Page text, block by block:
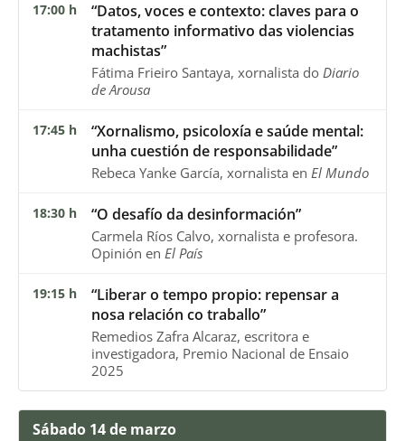
17:00 h
“Datos, voces e contexto: claves para o
tratamento informativo das violencias
machistas”
Fátima Frieiro Santaya, xornalista do Diario
de Arousa
17:45 h
“Xornalismo, psicoloxía e saúde mental:
unha cuestión de responsabilidade”
Rebeca Yanke García, xornalista en El Mundo
18:30 h “O desafío da desinformación”
Carmela Ríos Calvo, xornalista e profesora.
Opinión en El País
19:15 h
“Liberar o tempo propio: repensar a
nosa relación co traballo”
Remedios Zafra Alcaraz, escritora e
investigadora, Premio Nacional de Ensaio
2025
Sábado 14 de marzo